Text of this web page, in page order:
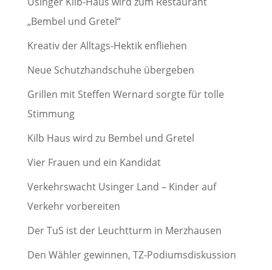
„Bembel und Gretel“
Kreativ der Alltags-Hektik enfliehen
Neue Schutzhandschuhe übergeben
Grillen mit Steffen Wernard sorgte für tolle
Stimmung
Kilb Haus wird zu Bembel und Gretel
Vier Frauen und ein Kandidat
Verkehrswacht Usinger Land – Kinder auf
Verkehr vorbereiten
Der TuS ist der Leuchtturm in Merzhausen
Den Wähler gewinnen, TZ-Podiumsdiskussion